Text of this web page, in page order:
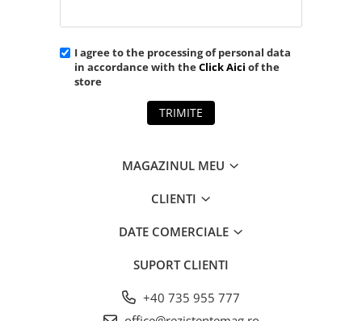
I agree to the processing of personal data
in accordance with theClick Aici of the
store
TRIMITE
MAGAZINUL MEU
CLIENTI
DATE COMERCIALE
SUPORT CLIENTI
+40 735 955 777